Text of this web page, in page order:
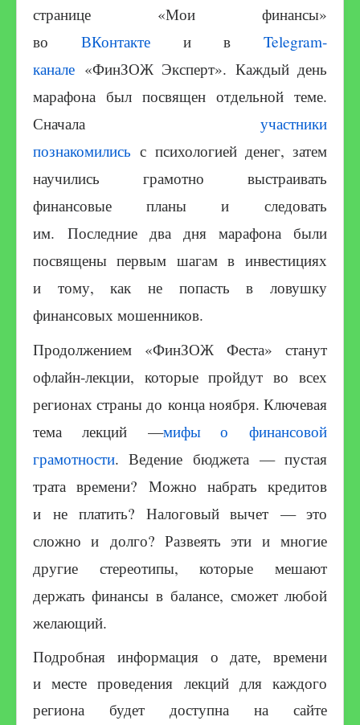
странице «Мои финансы»
во ВКонтактеи в Telegram-
канале «ФинЗОЖ Эксперт». Каждый день
марафона был посвящен отдельной теме.
Сначала участники
познакомились с психологией денег, затем
научились грамотно выстраивать
финансовые планы и следовать
им. Последние два дня марафона были
посвящены первым шагам в инвестициях
и тому, как не попасть в ловушку
финансовых мошенников.
Продолжением «ФинЗОЖ Феста» станут
офлайн-лекции, которые пройдут во всех
регионах страны до конца ноября. Ключевая
тема лекций —мифы о финансовой
грамотности. Ведение бюджета — пустая
трата времени? Можно набрать кредитов
и не платить? Налоговый вычет — это
сложно и долго? Развеять эти и многие
другие стереотипы, которые мешают
держать финансы в балансе, сможет любой
желающий.
Подробная информация о дате, времени
и месте проведения лекций для каждого
региона будет доступна на сайте